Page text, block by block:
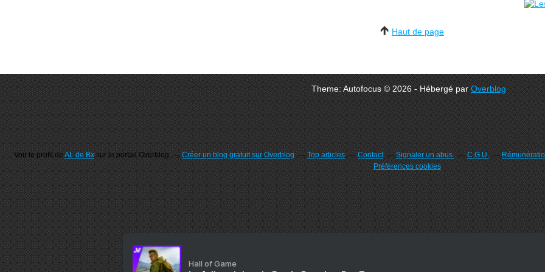
Haut de page
Theme: Autofocus © 2026 - Hébergé parOverblog
Voir le profil deAL de Bxsur le portail Overblog Créer un blog gratuit sur Overblog Top articles Contact Signaler un abus C.G.U.
Préférences cookies
Hall of Game